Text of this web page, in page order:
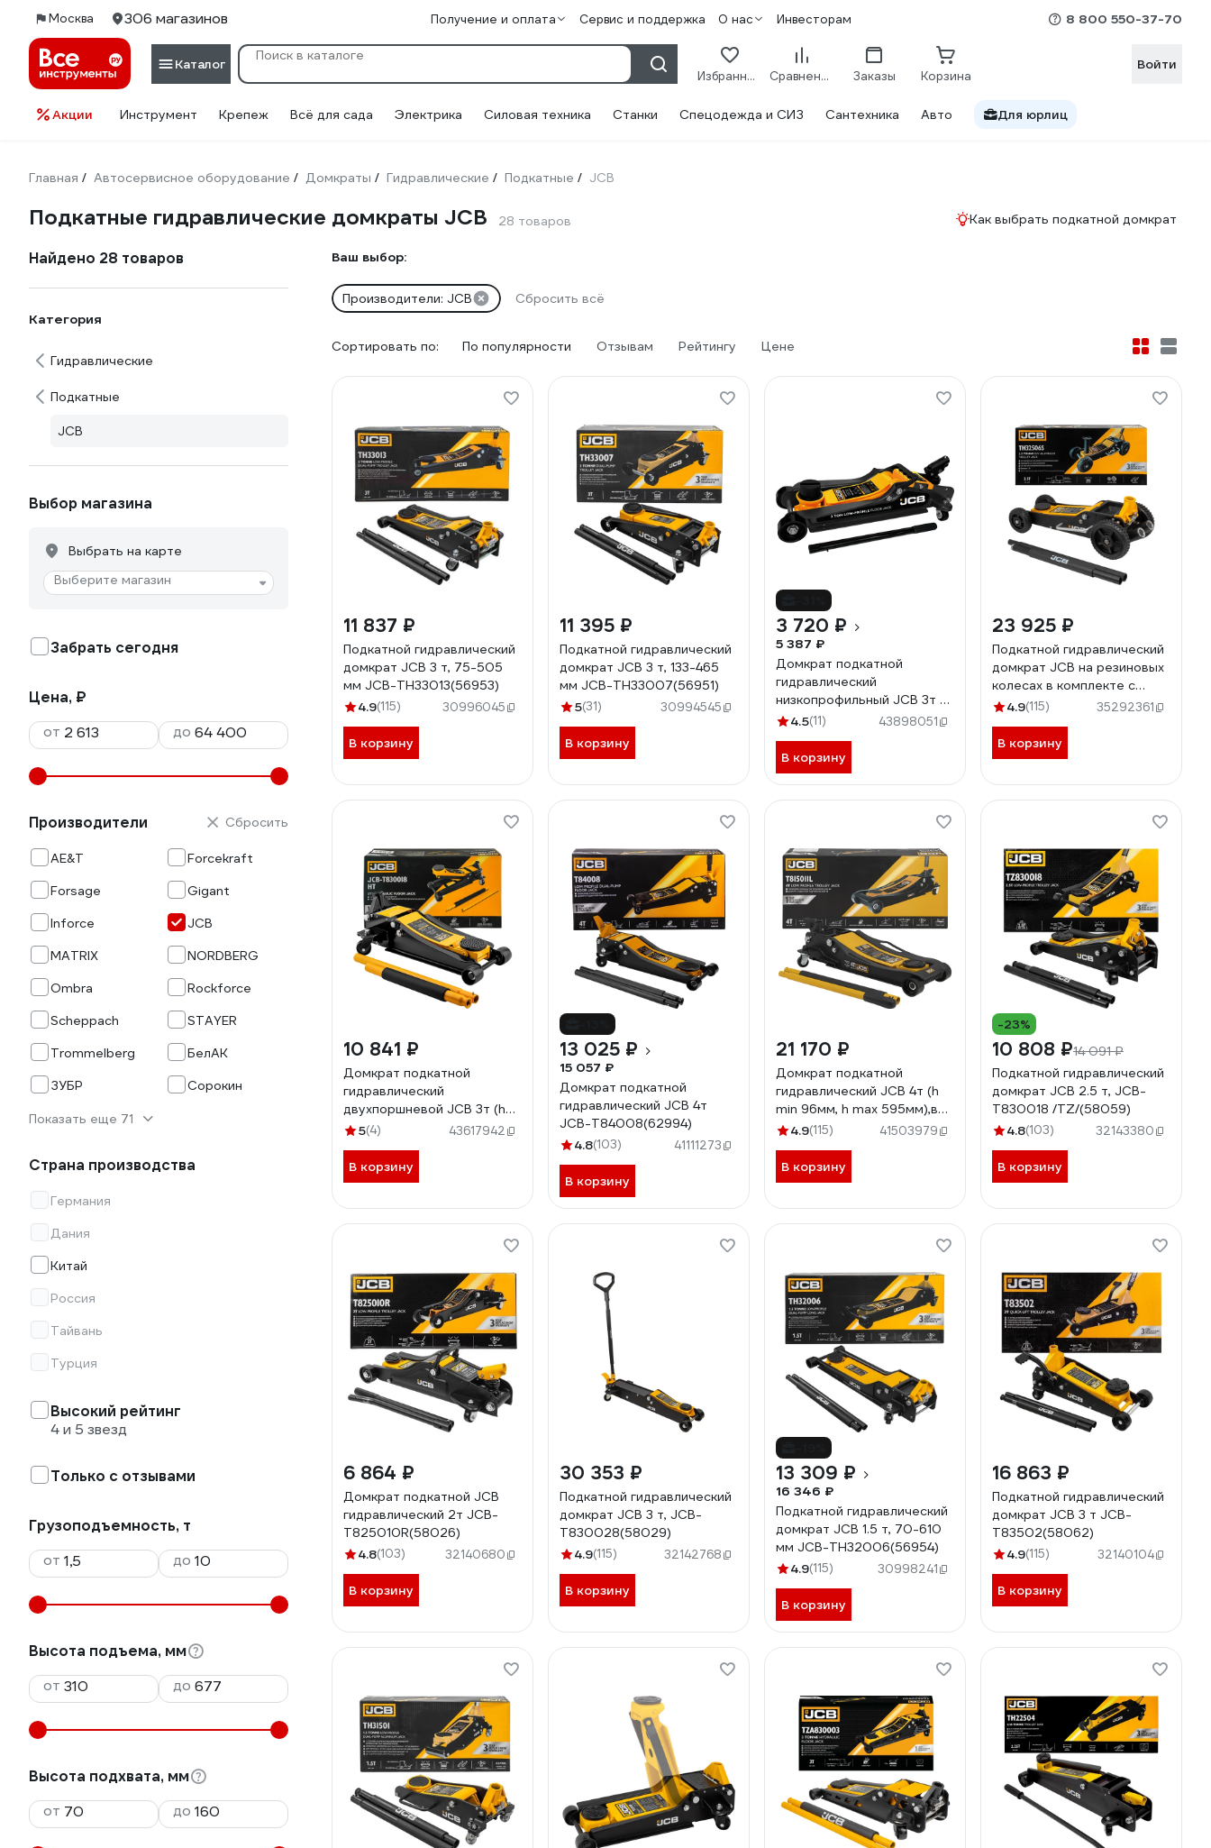
Москва 306 магазинов Получение и оплата Сервис и поддержка О нас Инвесторам 8 800 550-37-70
Каталог
Избранное Сравнение Заказы Корзина
Войти
Акции Инструмент Крепеж Всё для сада Электрика Силовая техника Станки Спецодежда и СИЗ Сантехника Авто Для юрлиц
Главная / Автосервисное оборудование / Домкраты / Гидравлические / Подкатные / JCB
Подкатные гидравлические домкраты JCB 28 товаров Как выбрать подкатной домкрат
Найдено 28 товаров
Категория
Гидравлические
Подкатные
JCB
Выбор магазина
Выбрать на карте
Выберите магазин
Забрать сегодня
Цена, ₽
от
до
Производители
AE&T
Forcekraft
Forsage
Gigant
Inforce
JCB
MATRIX
NORDBERG
Ombra
Rockforce
Scheppach
STAYER
Trommelberg
БелАК
ЗУБР
Сорокин
Показать еще 71
Сбросить
Страна производства
Германия
Дания
Китай
Россия
Тайвань
Турция
Высокий рейтинг
4 и 5 звезд
Только с отзывами
Грузоподъемность, т
от
до
Высота подъема, мм
от
до
Высота подхвата, мм
от
до
Ваш выбор:
Производители: JCB Сбросить всё
Сортировать по: По популярности Отзывам Рейтингу Цене
11 837 ₽
Подкатной гидравлический
домкрат JCB 3 т, 75-505
мм JCB-TH33013(56953)
4.9(115) 30996045
В корзину
11 395 ₽
Подкатной гидравлический
домкрат JCB 3 т, 133-465
мм JCB-TH33007(56951)
5(31) 30994545
В корзину
3 720 ₽
5 387 ₽
Домкрат подкатной
гидравлический
низкопрофильный JCB 3т с
поворотной ручкой JCB-
4.5(11) 43898051
В корзину
23 925 ₽
Подкатной гидравлический
домкрат JCB на резиновых
колесах в комплекте с
удлинителями 2.5т, h min
удлин.76x54мм 2 шт.,
колеса 150/200мм JCB-
4.9(115) 35292361
В корзину
10 841 ₽
Домкрат подкатной
гидравлический
двухпоршневой JCB 3т (h
min 85мм, h max 430мм)
5(4) 43617942
В корзину
13 025 ₽
15 057 ₽
Домкрат подкатной
гидравлический JCB 4т
JCB-T84008(62994)
4.8(103) 41111273
В корзину
21 170 ₽
Домкрат подкатной
гидравлический JCB 4т (h
min 96мм, h max 595мм),вес
49,50 JCB-T815011L(65573)
4.9(115) 41503979
В корзину
-23%
10 808 ₽14 091 ₽
Подкатной гидравлический
домкрат JCB 2.5 т, JCB-
T830018 /TZ/(58059)
4.8(103) 32143380
В корзину
6 864 ₽
Домкрат подкатной JCB
гидравлический 2т JCB-
T825010R(58026)
4.8(103) 32140680
В корзину
30 353 ₽
Подкатной гидравлический
домкрат JCB 3 т, JCB-
T830028(58029)
4.9(115) 32142768
В корзину
13 309 ₽
16 346 ₽
Подкатной гидравлический
домкрат JCB 1.5 т, 70-610
мм JCB-TH32006(56954)
4.9(115) 30998241
В корзину
16 863 ₽
Подкатной гидравлический
домкрат JCB 3 т JCB-
T83502(58062)
4.9(115) 32140104
В корзину